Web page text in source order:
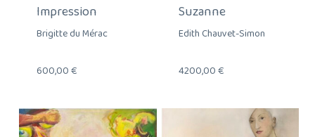
Impression
Brigitte du Mérac
600,00€
Suzanne
Edith Chauvet-Simon
4200,00€